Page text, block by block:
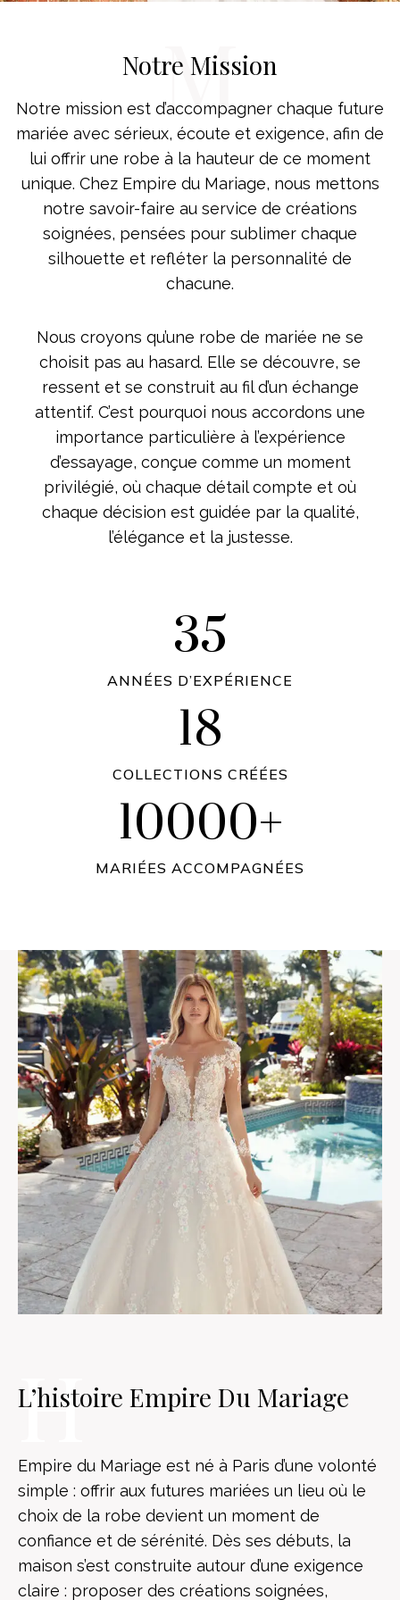
M
Notre Mission
Notre mission est d’accompagner chaque future
mariée avec sérieux, écoute et exigence, afin de
lui offrir une robe à la hauteur de ce moment
unique. Chez Empire du Mariage, nous mettons
notre savoir-faire au service de créations
soignées, pensées pour sublimer chaque
silhouette et refléter la personnalité de
chacune.
Nous croyons qu’une robe de mariée ne se
choisit pas au hasard. Elle se découvre, se
ressent et se construit au fil d’un échange
attentif. C’est pourquoi nous accordons une
importance particulière à l’expérience
d’essayage, conçue comme un moment
privilégié, où chaque détail compte et où
chaque décision est guidée par la qualité,
l’élégance et la justesse.
35
ANNÉES D’EXPÉRIENCE
18
COLLECTIONS CRÉÉES
+
10000+
MARIÉES ACCOMPAGNÉES
H
H
L’histoire Empire Du Mariage
Empire du Mariage est né à Paris d’une volonté
simple : offrir aux futures mariées un lieu où le
choix de la robe devient un moment de
confiance et de sérénité. Dès ses débuts, la
maison s’est construite autour d’une exigence
claire : proposer des créations soignées,